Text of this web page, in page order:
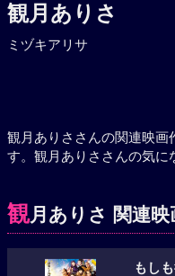
観月ありさ
ミヅキアリサ
観月ありささんの関連映画
す。観月ありささんの気に
観月ありさ 関連映
もし